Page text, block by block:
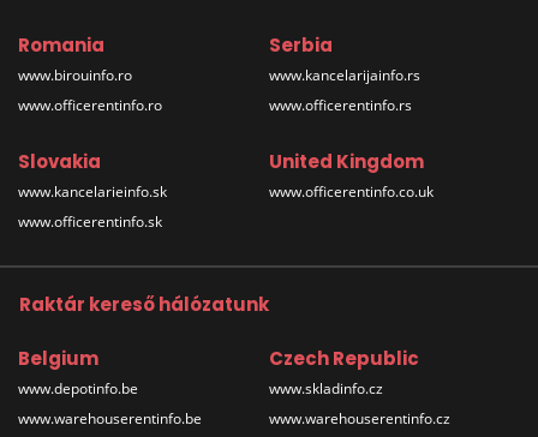
Romania
www.birouinfo.ro
www.officerentinfo.ro
Serbia
www.kancelarijainfo.rs
www.officerentinfo.rs
Slovakia
www.kancelarieinfo.sk
www.officerentinfo.sk
United Kingdom
www.officerentinfo.co.uk
Raktár kereső hálózatunk
Belgium
www.depotinfo.be
www.warehouserentinfo.be
Czech Republic
www.skladinfo.cz
www.warehouserentinfo.cz